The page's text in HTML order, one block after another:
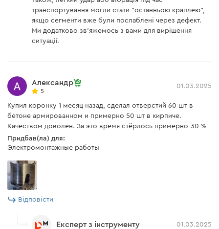
транспортування могли стати "останньою краплею",
якщо сегменти вже були послаблені через дефект.
Ми додатково зв'яжемось з вами для вирішення
ситуації.
Александр
5
01.03.2025
Купил коронку 1 месяц назад, сделал отверстий 60 шт в
бетоне армированном и примерно 50 шт в кирпиче.
Качеством доволен. За это время стёрлось примерно 30 %
Придбав(ла) для:
Электромонтажные работы
Відповісти
Експерт з інструменту 01.03.2025